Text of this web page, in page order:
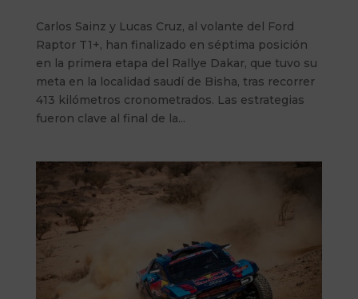
Carlos Sainz y Lucas Cruz, al volante del Ford
Raptor T1+, han finalizado en séptima posición
en la primera etapa del Rallye Dakar, que tuvo su
meta en la localidad saudí de Bisha, tras recorrer
413 kilómetros cronometrados. Las estrategias
fueron clave al final de la...